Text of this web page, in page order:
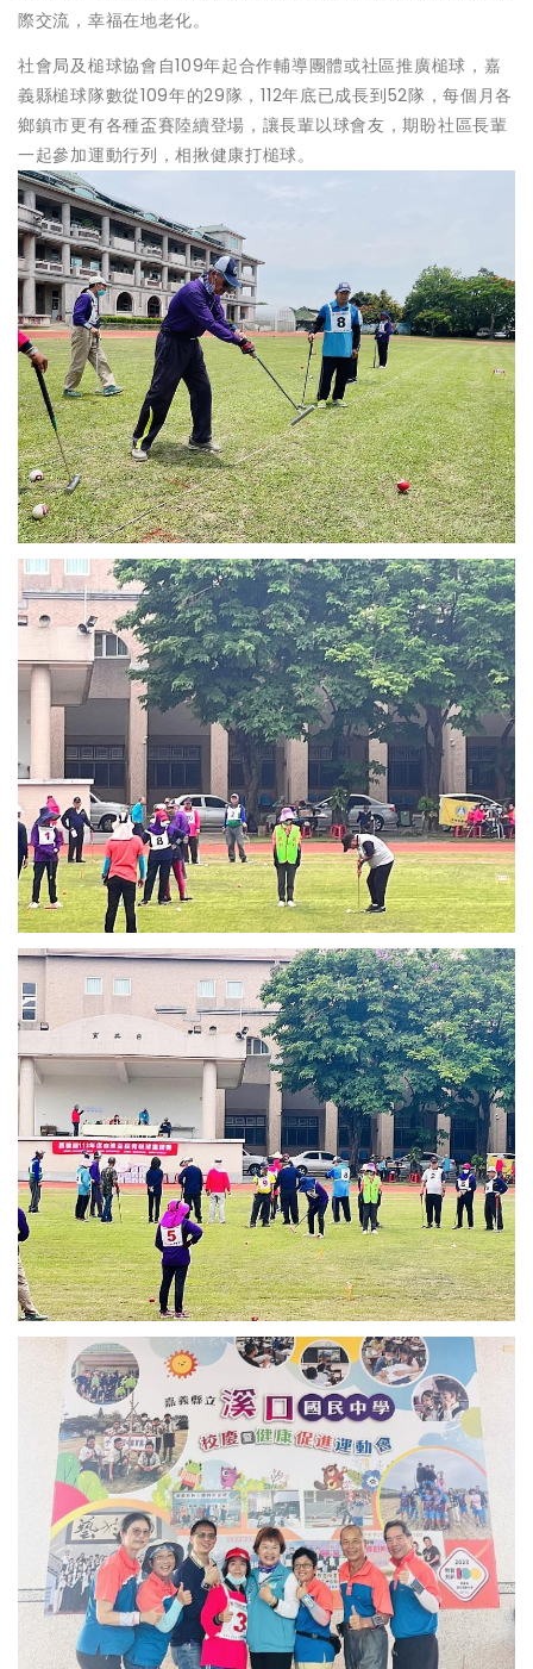
際交流，幸福在地老化。
社會局及槌球協會自109年起合作輔導團體或社區推廣槌球，嘉
義縣槌球隊數從109年的29隊，112年底已成長到52隊，每個月各
鄉鎮市更有各種盃賽陸續登場，讓長輩以球會友，期盼社區長輩
一起參加運動行列，相揪健康打槌球。